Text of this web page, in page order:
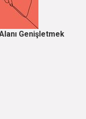
Genişletmek